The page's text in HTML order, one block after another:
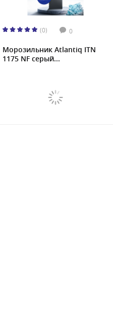
(0) 0
Морозильник Atlantiq ITN
1175 NF серый...